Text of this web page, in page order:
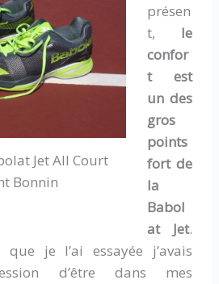
Jet All Court
Bonnin
présen
t, le
confor
t est
un des
gros
points
fort de
la
Babol
at Jet.
je l’ai essayée j’avais
d’être dans mes